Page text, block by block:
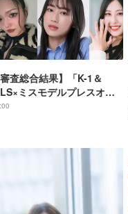
査総合結果】「K-1＆
ミスモデルプレスオー
」最終審査進出者決定